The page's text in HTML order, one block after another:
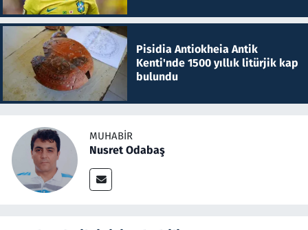
Pisidia Antiokheia Antik
Kenti'nde 1500 yıllık litürjik kap
bulundu
MUHABIR
Nusret Odabaş